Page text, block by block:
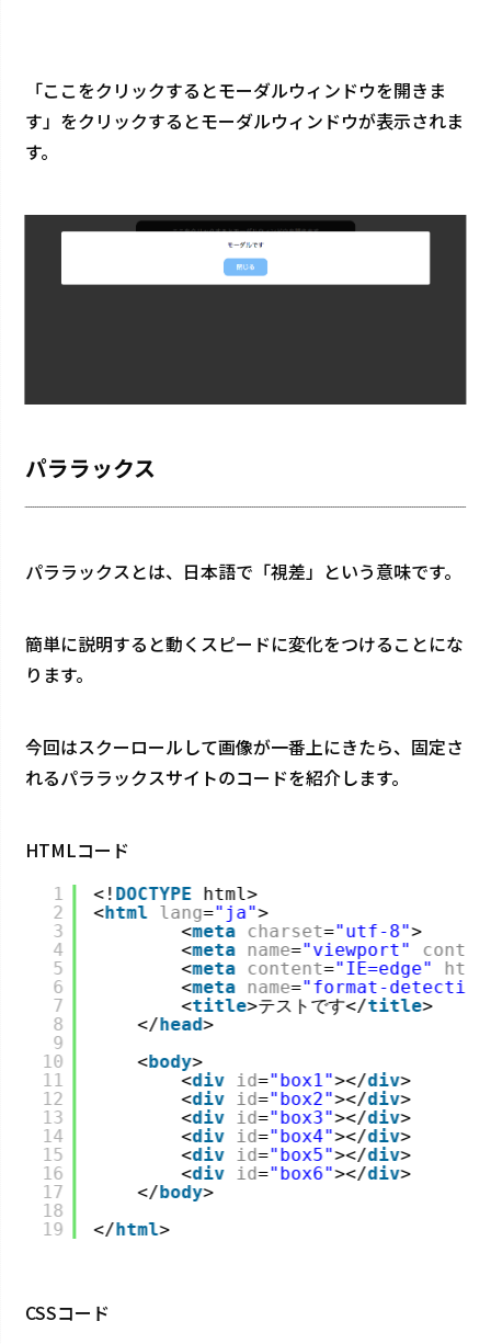
「ここをクリックするとモーダルウィンドウを開きま
す」をクリックするとモーダルウィンドウが表示されま
す。
パララックス
パララックスとは、日本語で「視差」という意味です。
簡単に説明すると動くスピードに変化をつけることにな
ります。
今回はスクーロールして画像が一番上にきたら、固定さ
れるパララックスサイトのコードを紹介します。
HTMLコード
1
2
3
4
5
6
7
8
9
10
11
12
13
14
15
16
17
18
19
<! DOCTYPE html>
<html lang="ja">
<meta charset="utf-8">
<meta name="viewport"
<meta content="IE=edge"
<meta name="format-
<title>テストです</title>
</ head>
<body>
<div id="box1"></div>
<div id="box2"></div>
<div id="box3"></div>
<div id="box4"></div>
<div id="box5"></div>
<div id="box6"></div>
</ body>
</ html>
CSSコード